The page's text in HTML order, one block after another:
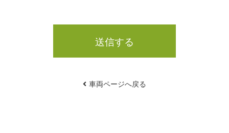
送信する
車両ページへ戻る